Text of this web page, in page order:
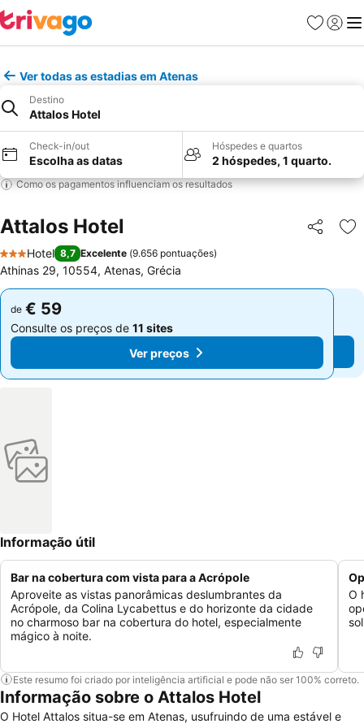
Favoritos
Iniciar
Ver todas as estadias em Atenas
Destino
Attalos Hotel
Check-in/out
Escolha as datas
Hóspedes e quartos
2 hóspedes, 1 quarto.
Como os pagamentos influenciam os resultados
Attalos Hotel Partilhar
3 Estrelas
Hotel 8,7 Excelente (9.656 pontuações)
Athinas 29, 10554, Atenas, Grécia
de € 59
Consulte os preços de 11 sites
Ver preços
de € 59
Consulte os preços de 11 sites
Ver preços
Informação útil
Bar na cobertura com vista para a Acrópole
Aproveite as vistas panorâmicas deslumbrantes da
Acrópole, da Colina Lycabettus e do horizonte da cidade
no charmoso bar na cobertura do hotel, especialmente
mágico à noite.
O
Este resumo foi criado por inteligência artificial e pode não ser 100% correto.
Informação sobre o Attalos Hotel
O Hotel Attalos situa-se em Atenas, usufruindo de uma estável e